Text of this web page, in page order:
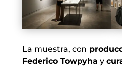
La muestra, con
Federico Towpyha y